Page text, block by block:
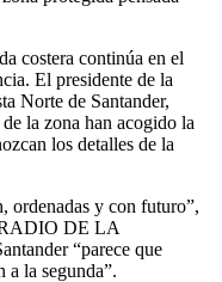
costera continúa en el
El presidente de la
Norte de Santander,
la zona han acogido la
los detalles de la
ordenadas y con futuro”,
DE LA
“parece que
a la segunda”.